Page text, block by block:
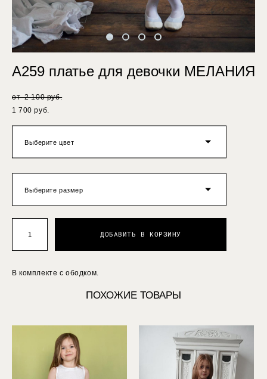
А259 платье для девочки МЕЛАНИЯ
от 2 100 pуб.
1 700 pуб.
Выберите цвет
Выберите размер
ДОБАВИТЬ В КОРЗИНУ
В комплекте с ободком.
ПОХОЖИЕ ТОВАРЫ